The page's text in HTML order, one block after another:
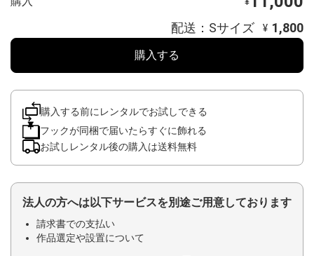
配送：Sサイズ ¥ 1,800
購入する
購入する前にレンタルでお試しできる
フックが同梱で届いたらすぐに飾れる
お試しレンタル後の購入は送料無料
法人の方へは以下サービスを別途ご用意しております
請求書での支払い
作品選定や設置について